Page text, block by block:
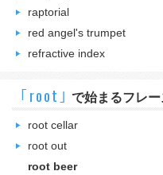
raptorial
red angel's trumpet
refractive index
｢root｣ で始まるフレ
root cellar
root out
root beer